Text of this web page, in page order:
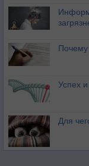
Успех
Для